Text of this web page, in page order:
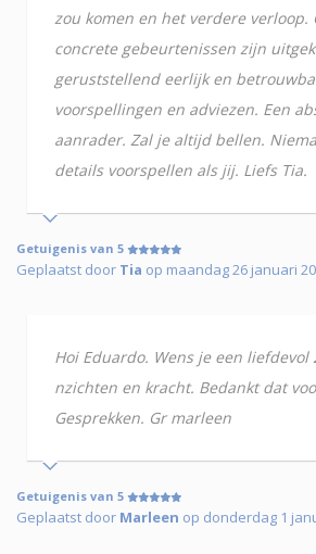
zou komen en het verdere verloop.
concrete gebeurtenissen zijn
geruststellend eerlijk en
voorspellingen en adviezen. Een
aanrader. Zal je altijd bellen.
details voorspellen als jij. Liefs Tia.
Getuigenis van 5
Geplaatst door Tia op maandag 26 januari
Hoi Eduardo. Wens je een liefdevol
nzichten en kracht. Bedankt dat
Gesprekken. Gr marleen
Getuigenis van 5
Geplaatst door Marleen op donderdag 1